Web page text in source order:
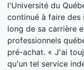
l'Université du
continué à faire
long de sa carrière
professionnels
pré-achat. « J'ai
qu'un tel service